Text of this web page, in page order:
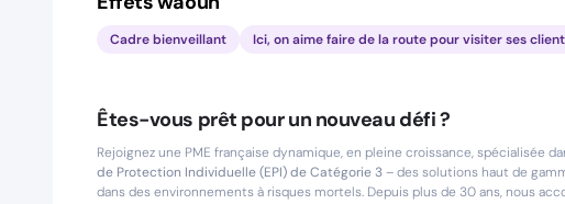
Cadre bienveillant Ici, on aime faire de la route pour visiter ses
Êtes-vous prêt pour un nouveau défi ?
Rejoignez une PME française dynamique, en pleine croissance, spécialisée
de Protection Individuelle (EPI) de Catégorie 3– des solutions haut de
dans des environnements à risques mortels. Depuis plus de 30 ans, nous